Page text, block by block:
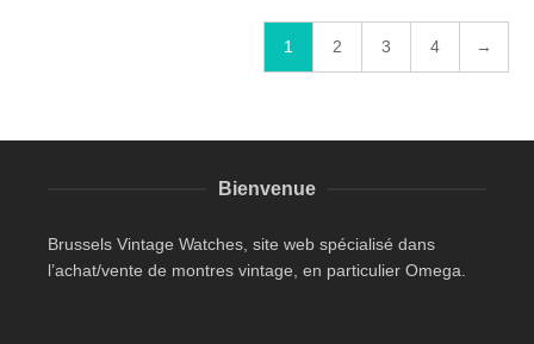
1 2 3 4 →
Bienvenue
Brussels Vintage Watches, site web spécialisé dans
l’achat/vente de montres vintage, en particulier Omega.